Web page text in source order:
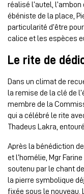
réalisé l’autel,
ébéniste de la place,
particularité d’être
calice et les espèces
Le rite de
Dans un climat de
la remise de la clé de
membre de la
qui a célébré le rite
Thadeus Lakra,
Après la bénédiction
et l’homélie, Mgr
soutenu par le chant
la pierre symbolique
fixée sous le nouveau.